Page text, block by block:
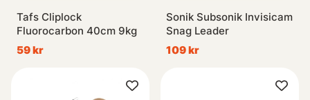
Tafs Cliplock
Fluorocarbon 40cm 9kg
59 kr
Sonik Subsonik Invisicam
Snag Leader
109 kr